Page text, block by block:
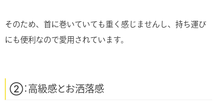
そのため、首に巻いていても重く感じませんし、持ち運び
にも便利なので愛用されています。
②：高級感とお洒落感